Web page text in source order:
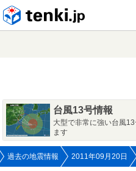
台風13号情報
大型で非常に強い台風
ます
過去の地震情報 2011年09月20日